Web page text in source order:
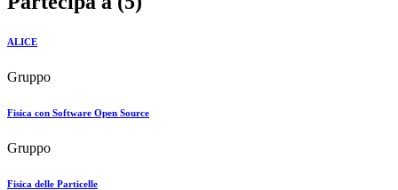
ALICE
Gruppo
Fisica con Software Open Source
Gruppo
Fisica delle Particelle